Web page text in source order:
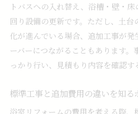
トバスへの入れ替え、浴槽・壁・
回り設備の更新です。ただし、土台
化が進んでいる場合、追加工事が発
ーバーにつながることもあります。
っかり行い、見積もり内容を確認す
標準工事と追加費用の違いを知る
浴室リフォームの費用を考える際、